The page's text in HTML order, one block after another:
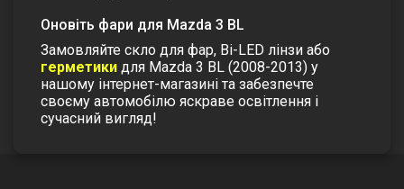
Оновіть фари для Mazda 3 BL
Замовляйте скло для фар, Bi-LED лінзи або
герметики для Mazda 3 BL (2008-2013) у
нашому інтернет-магазині та забезпечте
своєму автомобілю яскраве освітлення і
сучасний вигляд!